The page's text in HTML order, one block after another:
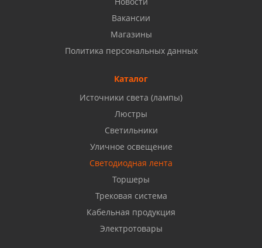
Набережные Челны, ул. Московский проспект 126
Бузулук, ул. Октябрьская, 24
Балаково, ул. Комарова, 55
Октябрьский, ул. Свердлова, 28
Вакансии
Магазины
Политика персональных данных
Каталог
Источники света (лампы)
Люстры
Светильники
Уличное освещение
Светодиодная лента
Торшеры
Трековая система
Кабельная продукция
Электротовары